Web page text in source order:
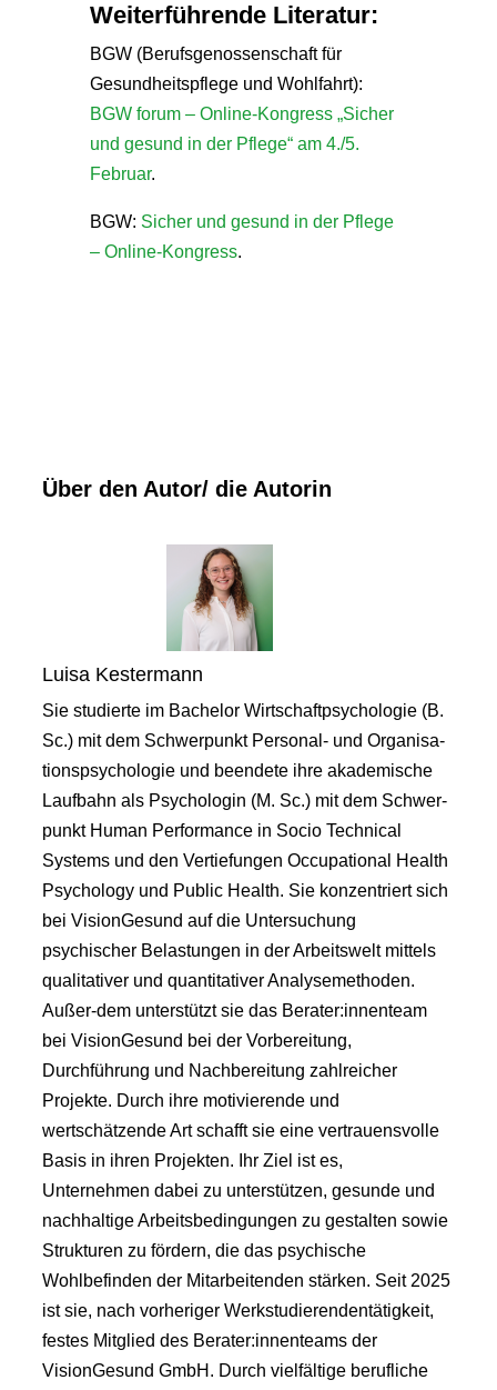
Weiterführende Literatur:
BGW (Berufsgenossenschaft für
Gesundheitspflege und Wohlfahrt):
BGW forum – Online-Kongress „Sicher
und gesund in der Pflege“ am 4./5.
Februar.
BGW: Sicher und gesund in der Pflege
– Online-Kongress.
Über den Autor/ die Autorin
Luisa Kestermann
Sie studierte im Bachelor Wirtschaftpsychologie (B.
Sc.) mit dem Schwerpunkt Personal- und Organisa-
tionspsychologie und beendete ihre akademische
Laufbahn als Psychologin (M. Sc.) mit dem Schwer-
punkt Human Performance in Socio Technical
Systems und den Vertiefungen Occupational Health
Psychology und Public Health. Sie konzentriert sich
bei VisionGesund auf die Untersuchung
psychischer Belastungen in der Arbeitswelt mittels
qualitativer und quantitativer Analysemethoden.
Außer-dem unterstützt sie das Berater:innenteam
bei VisionGesund bei der Vorbereitung,
Durchführung und Nachbereitung zahlreicher
Projekte. Durch ihre motivierende und
wertschätzende Art schafft sie eine vertrauensvolle
Basis in ihren Projekten. Ihr Ziel ist es,
Unternehmen dabei zu unterstützen, gesunde und
nachhaltige Arbeitsbedingungen zu gestalten sowie
Strukturen zu fördern, die das psychische
Wohlbefinden der Mitarbeitenden stärken. Seit 2025
ist sie, nach vorheriger Werkstudierendentätigkeit,
festes Mitglied des Berater:innenteams der
VisionGesund GmbH. Durch vielfältige berufliche